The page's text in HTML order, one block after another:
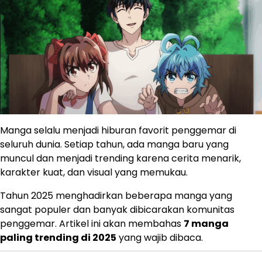
Manga selalu menjadi hiburan favorit penggemar di
seluruh dunia. Setiap tahun, ada manga baru yang
muncul dan menjadi trending karena cerita menarik,
karakter kuat, dan visual yang memukau.
Tahun 2025 menghadirkan beberapa manga yang
sangat populer dan banyak dibicarakan komunitas
penggemar. Artikel ini akan membahas 7 manga
paling trending di 2025 yang wajib dibaca.